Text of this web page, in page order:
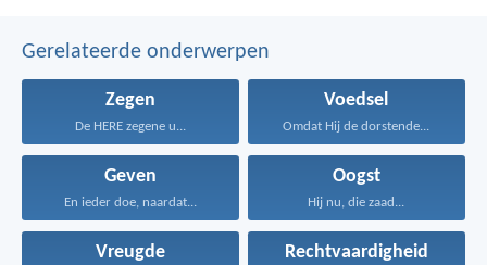
Gerelateerde onderwerpen
Zegen
De HERE zegene u...
Voedsel
Omdat Hij de dorstende...
Geven
En ieder doe, naardat...
Oogst
Hij nu, die zaad...
Vreugde Rechtvaardigheid